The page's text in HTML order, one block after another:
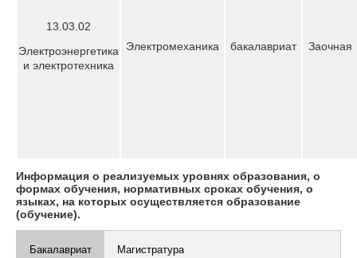
13.03.02
Электроэнергетика
и электротехника
Электромеханика бакалавриат Заочная
Информация о реализуемых уровнях образования, о
формах обучения, нормативных сроках обучения, о
языках, на которых осуществляется образование
(обучение).
Бакалавриат Магистратура